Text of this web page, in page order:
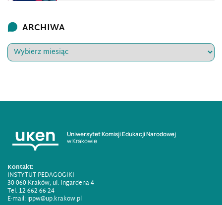
ARCHIWA
Uniwersytet Komisji Edukacji Narodowej
w Krakowie
Kontakt:
INSTYTUT PEDAGOGIKI
30-060 Kraków, ul. Ingardena 4
Tel. 12 662 66 24
E-mail:ippw@up.krakow.pl